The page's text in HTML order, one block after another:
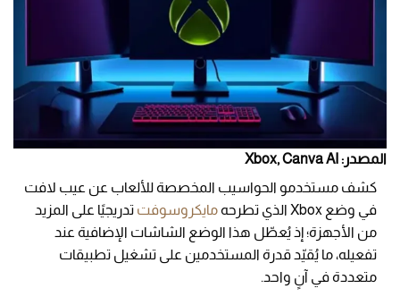
المصدر: Xbox, Canva AI
كشف مستخدمو الحواسيب المخصصة للألعاب عن عيب لافت
في وضع Xbox الذي تطرحه
مايكروسوفت تدريجيًا على المزيد
من الأجهزة؛ إذ يُعطّل هذا الوضع الشاشات الإضافية عند
تفعيله، ما يُقيّد قدرة المستخدمين على تشغيل تطبيقات
متعددة في آنٍ واحد.